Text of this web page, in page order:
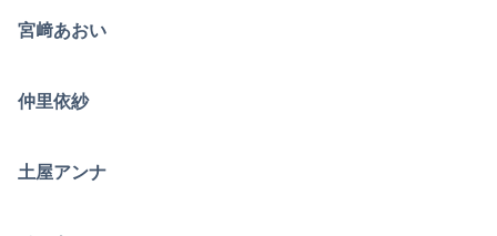
宮﨑あおい
仲里依紗
土屋アンナ